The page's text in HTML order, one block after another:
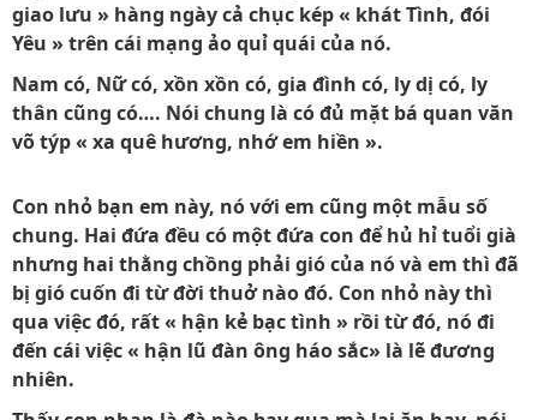
giao lưu » hàng ngày cả chục kép « khát Tình, đói
Yêu » trên cái mạng ảo quỉ quái của nó.
Nam có, Nữ có, xồn xồn có, gia đình có, ly dị có, ly
thân cũng có…. Nói chung là có đủ mặt bá quan văn
võ týp « xa quê hương, nhớ em hiền ».
Con nhỏ bạn em này, nó với em cũng một mẫu số
chung. Hai đứa đều có một đứa con để hủ hỉ tuổi già
nhưng hai thằng chồng phải gió của nó và em thì đã
bị gió cuốn đi từ đời thuở nào đó. Con nhỏ này thì
qua việc đó, rất « hận kẻ bạc tình » rồi từ đó, nó đi
đến cái việc « hận lũ đàn ông háo sắc» là lẽ đương
nhiên.